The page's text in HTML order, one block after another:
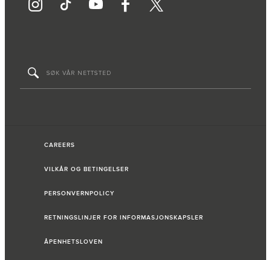
CAREERS
VILKÅR OG BETINGELSER
PERSONVERNPOLICY
RETNINGSLINJER FOR INFORMASJONSKAPSLER
ÅPENHETSLOVEN